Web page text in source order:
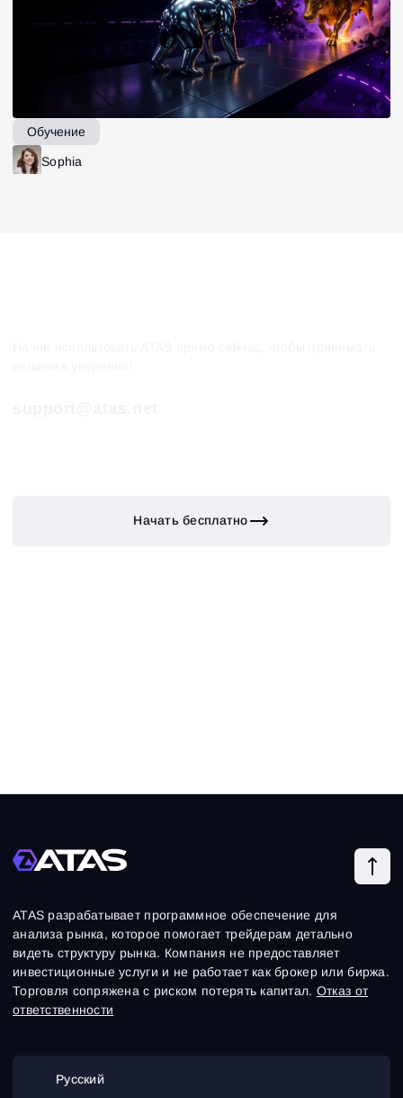
Обучение
Sophia
Начать бесплатно
ATAS разрабатывает программное обеспечение для
анализа рынка, которое помогает трейдерам детально
видеть структуру рынка. Компания не предоставляет
инвестиционные услуги и не работает как брокер или биржа.
Торговля сопряжена с риском потерять капитал. Отказ от
ответственности
Русский